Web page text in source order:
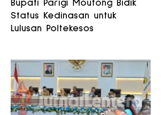
Bupati Parigi Moutong Bidik
Status Kedinasan untuk
Lulusan Poltekesos